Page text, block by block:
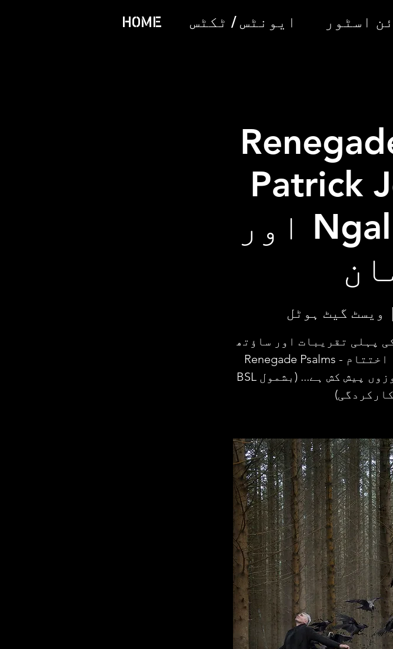
HOME ایونٹس / ٹکٹس اسٹور
Patrick
Ngalle Charles اور
  |
ویسٹ گیٹ ہوٹل
پہلی تقریبات اور ساؤتھ
ویلز کے ملٹی وینیو ٹور کا اختتام - Renegade Psalms
مشعل سے روشن مارچ کے لیے موزوں پیش کش ہے... (بشمول BSL